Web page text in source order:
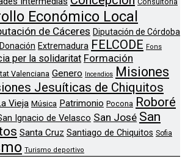
Económico Local
de Cáceres Diputación de Córdoba
Donación Extremadura FELCODE Fons
per la solidaritat Formación
Valenciana Genero Incendios
Misiones
Jesuíticas de Chiquitos
Vieja Música Patrimonio Pocona Roboré
Ignacio de Velasco San José San
Santa Cruz Santiago de Chiquitos Sofia
Turismo deportivo